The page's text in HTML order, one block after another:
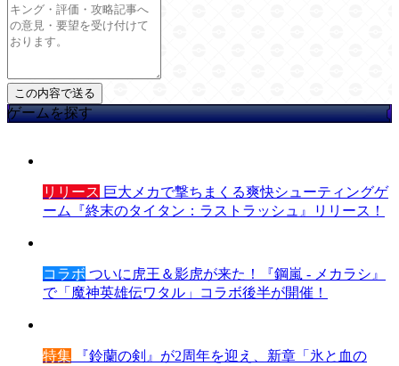
ゲームを探す
リリース 巨大メカで撃ちまくる爽快シューティングゲ
ーム『終末のタイタン：ラストラッシュ』リリース！
コラボ ついに虎王＆影虎が来た！『鋼嵐 - メカラシ』
で「魔神英雄伝ワタル」コラボ後半が開催！
特集 『鈴蘭の剣』が2周年を迎え、新章「氷と血の